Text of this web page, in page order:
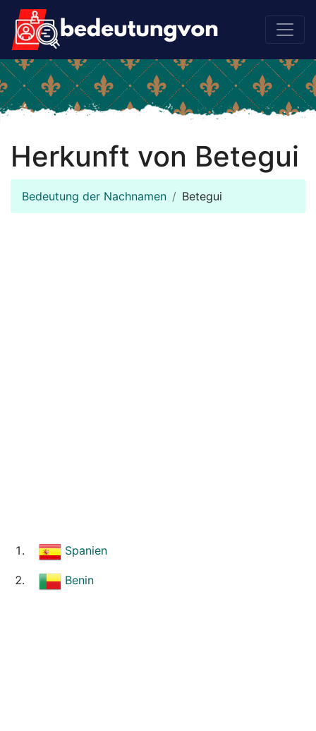
Herkunft von Betegui
Bedeutung der Nachnamen Betegui
Spanien
Benin